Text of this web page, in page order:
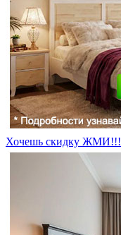
Хочешь скидку ЖМИ!!!